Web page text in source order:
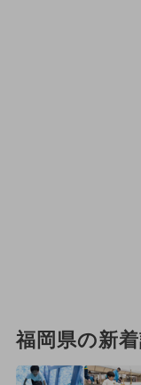
福岡県の新